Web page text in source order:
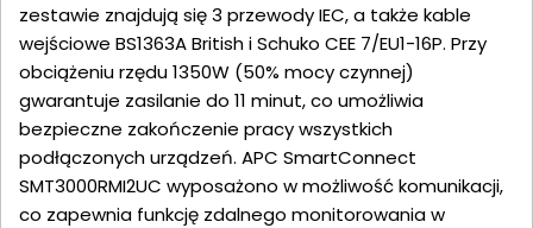
zestawie znajdują się 3 przewody IEC, a także kable
wejściowe BS1363A British i Schuko CEE 7/EU1-16P. Przy
obciążeniu rzędu 1350W (50% mocy czynnej)
gwarantuje zasilanie do 11 minut, co umożliwia
bezpieczne zakończenie pracy wszystkich
podłączonych urządzeń. APC SmartConnect
SMT3000RMI2UC wyposażono w możliwość komunikacji,
co zapewnia funkcję zdalnego monitorowania w